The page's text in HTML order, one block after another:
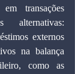
transações
alternativas:
externos
na balança
como as